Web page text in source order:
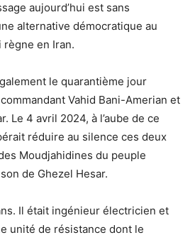
aujourd’hui est sans
alternative démocratique au
en Iran.
le quarantième jour
Vahid Bani-Amerian et
Le 4 avril 2024, à l’aube de ce
réduire au silence ces deux
Moudjahidines du peuple
de Ghezel Hesar.
Il était ingénieur électricien et
unité de résistance dont le